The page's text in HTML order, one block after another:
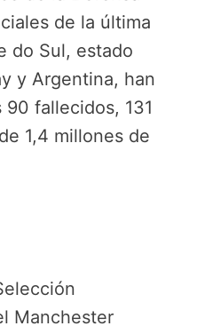
de la última
do Sul, estado
y Argentina, han
fallecidos, 131
1,4 millones de
Manchester